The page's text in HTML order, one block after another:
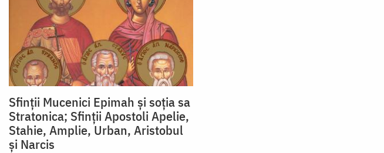
Sfinții Mucenici Epimah și soția sa
Stratonica; Sfinții Apostoli Apelie,
Stahie, Amplie, Urban, Aristobul
și Narcis